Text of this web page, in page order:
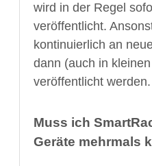
wird in der Regel
veröffentlicht.
kontinuierlich an
dann (auch in
veröffentlicht werden.
Muss ich
Geräte mehrmals